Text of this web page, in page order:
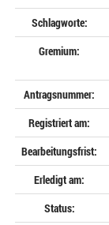
Schlagworte:
Gremium:
Antragsnummer:
Registriert am:
Bearbeitungsfrist:
Erledigt am:
Status: